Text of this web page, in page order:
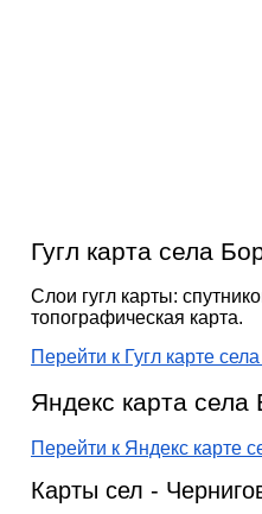
Гугл карта села
Слои гугл карты:
топографическая карта.
Перейти к Гугл карте
Яндекс карта села
Перейти к Яндекс карте
Карты сел -